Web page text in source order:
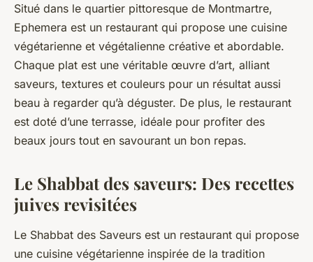
Situé dans le quartier pittoresque de Montmartre,
Ephemera est un restaurant qui propose une cuisine
végétarienne et végétalienne créative et abordable.
Chaque plat est une véritable œuvre d’art, alliant
saveurs, textures et couleurs pour un résultat aussi
beau à regarder qu’à déguster. De plus, le restaurant
est doté d’une terrasse, idéale pour profiter des
beaux jours tout en savourant un bon repas.
Le Shabbat des saveurs: Des recettes
juives revisitées
Le Shabbat des Saveurs est un restaurant qui propose
une cuisine végétarienne inspirée de la tradition